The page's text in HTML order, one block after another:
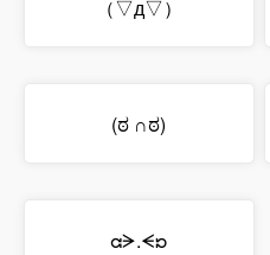
（▽д▽）
(ಠ ∩ಠ)
ᘳᗒ.ᗕᘰ